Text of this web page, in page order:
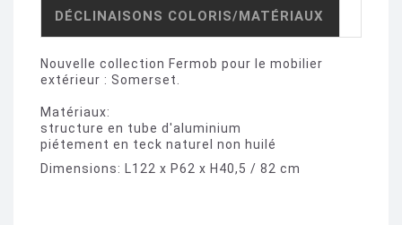
DÉCLINAISONS COLORIS/MATÉRIAUX
Nouvelle collection Fermob pour le mobilier
extérieur : Somerset.
Matériaux:
structure en tube d'aluminium
piétement en teck naturel non huilé
Dimensions: L122 x P62 x H40,5 / 82 cm